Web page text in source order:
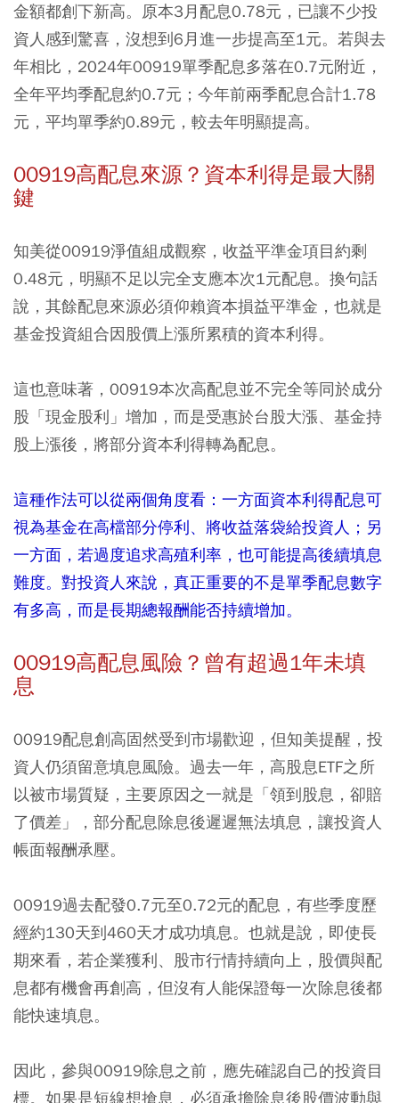
金額都創下新高。原本3月配息0.78元，已讓不少投
資人感到驚喜，沒想到6月進一步提高至1元。若與去
年相比，2024年00919單季配息多落在0.7元附近，
全年平均季配息約0.7元；今年前兩季配息合計1.78
元，平均單季約0.89元，較去年明顯提高。
00919高配息來源？資本利得是最大關
鍵
知美從00919淨值組成觀察，收益平準金項目約剩
0.48元，明顯不足以完全支應本次1元配息。換句話
說，其餘配息來源必須仰賴資本損益平準金，也就是
基金投資組合因股價上漲所累積的資本利得。
這也意味著，00919本次高配息並不完全等同於成分
股「現金股利」增加，而是受惠於台股大漲、基金持
股上漲後，將部分資本利得轉為配息。
這種作法可以從兩個角度看：一方面資本利得配息可
視為基金在高檔部分停利、將收益落袋給投資人；另
一方面，若過度追求高殖利率，也可能提高後續填息
難度。對投資人來說，真正重要的不是單季配息數字
有多高，而是長期總報酬能否持續增加。
00919高配息風險？曾有超過1年未填
息
00919配息創高固然受到市場歡迎，但知美提醒，投
資人仍須留意填息風險。過去一年，高股息ETF之所
以被市場質疑，主要原因之一就是「領到股息，卻賠
了價差」，部分配息除息後遲遲無法填息，讓投資人
帳面報酬承壓。
00919過去配發0.7元至0.72元的配息，有些季度歷
經約130天到460天才成功填息。也就是說，即使長
期來看，若企業獲利、股市行情持續向上，股價與配
息都有機會再創高，但沒有人能保證每一次除息後都
能快速填息。
因此，參與00919除息之前，應先確認自己的投資目
標。如果是短線想搶息，必須承擔除息後股價波動與